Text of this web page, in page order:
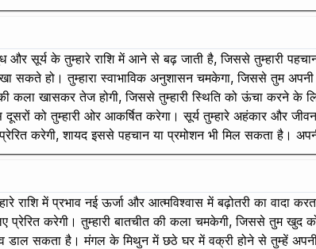
बुध और सूर्य के तुम्हारे राशि में आने से बढ़ जाती है, जिससे
सकते हो। तुम्हारा स्वाभाविक अनुशासन चमकेगा, जिससे तुम
कला खासकर तेज होगी, जिससे तुम्हारी स्थिति को ऊंचा करने के
को तुम्हारी ओर आकर्षित करेगा। सूर्य तुम्हारे अहंकार और
करेगी, शायद इससे पहचान या प्रमोशन भी मिल सकता है।
राशि में प्रभाव नई ऊर्जा और आत्मविश्वास में बढ़ोतरी का वादा
लिए प्रेरित करेगी। तुम्हारी बातचीत की कला चमकेगी, जिससे
डाल सकता है। मंगल के मिथुन में छठे घर में वक्री होने से तुम्हें